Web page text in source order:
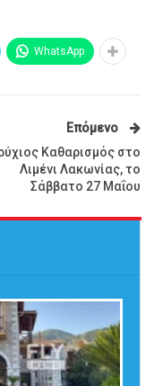
WhatsApp
Επόμενο
Καθαρισμός στο
Λιμένι Λακωνίας, το
Σάββατο 27 Μαΐου